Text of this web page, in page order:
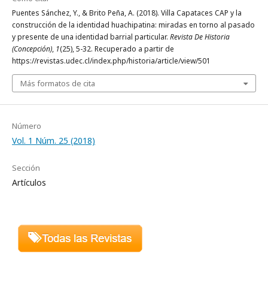
Puentes Sánchez, Y., & Brito Peña, A. (2018). Villa Capataces CAP y la
construcción de la identidad huachipatina: miradas en torno al pasado
y presente de una identidad barrial particular. Revista De Historia
(Concepción), 1(25), 5-32. Recuperado a partir de
https://revistas.udec.cl/index.php/historia/article/view/501
Más formatos de cita
Número
Vol. 1 Núm. 25 (2018)
Sección
Artículos